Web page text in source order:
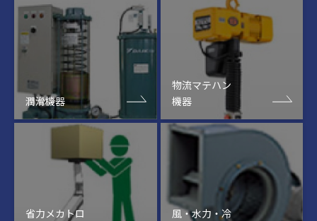
潤滑機器
物流マテハン
機器
省力メカトロ
風・水力・冷